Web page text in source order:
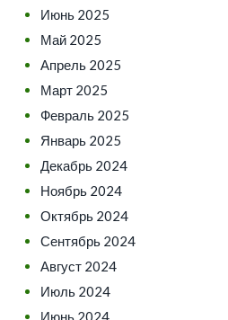
Июнь 2025
Май 2025
Апрель 2025
Март 2025
Февраль 2025
Январь 2025
Декабрь 2024
Ноябрь 2024
Октябрь 2024
Сентябрь 2024
Август 2024
Июль 2024
Июнь 2024